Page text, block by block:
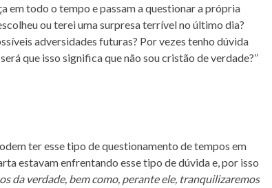
em todo o tempo e passam a questionar a própria
ou terei uma surpresa terrível no último dia?
adversidades futuras? Por vezes tenho dúvida
que isso significa que não sou cristão de verdade?”
ter esse tipo de questionamento de tempos em
estavam enfrentando esse tipo de dúvida e, por isso
da verdade, bem como, perante ele, tranquilizaremos